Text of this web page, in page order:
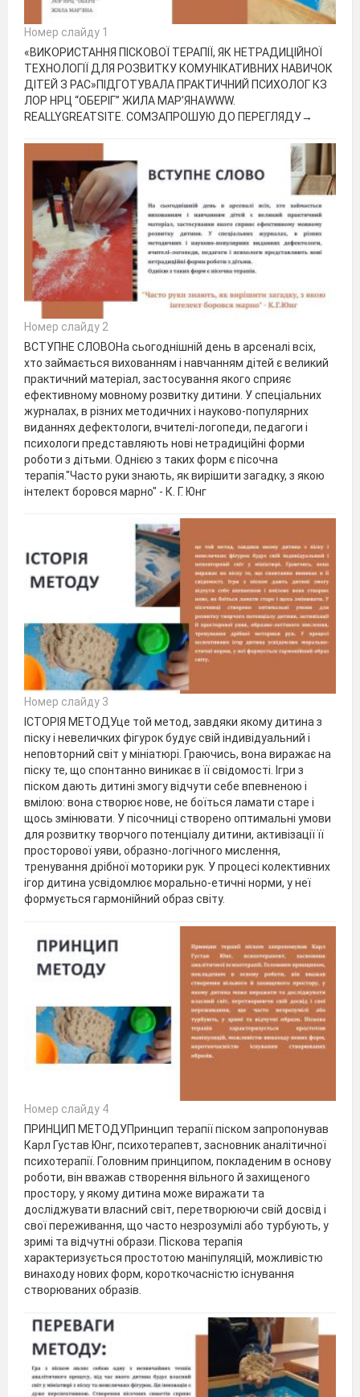
Номер слайду 1
«ВИКОРИСТАННЯ ПІСКОВОЇ ТЕРАПІЇ, ЯК НЕТРАДИЦІЙНОЇ
ТЕХНОЛОГІЇ ДЛЯ РОЗВИТКУ КОМУНІКАТИВНИХ НАВИЧОК
ДІТЕЙ З РАС»ПІДГОТУВАЛА ПРАКТИЧНИЙ ПСИХОЛОГ КЗ
ЛОР НРЦ “ОБЕРІГ” ЖИЛА МАР’ЯНАWWW.
REALLYGREATSITE. COMЗАПРОШУЮ ДО ПЕРЕГЛЯДУ→
Номер слайду 2
ВСТУПНЕ СЛОВОНа сьогоднішній день в арсеналі всіх,
хто займається вихованням і навчанням дітей є великий
практичний матеріал, застосування якого сприяє
ефективному мовному розвитку дитини. У спеціальних
журналах, в різних методичних і науково-популярних
виданнях дефектологи, вчителі-логопеди, педагоги і
психологи представляють нові нетрадиційні форми
роботи з дітьми. Однією з таких форм є пісочна
терапія."Часто руки знають, як вирішити загадку, з якою
інтелект боровся марно" - К. Г. Юнг
Номер слайду 3
ІСТОРІЯ МЕТОДУце той метод, завдяки якому дитина з
піску і невеличких фігурок будує свій індивідуальний і
неповторний світ у мініатюрі. Граючись, вона виражає на
піску те, що спонтанно виникає в її свідомості. Ігри з
піском дають дитині змогу відчути себе впевненою і
вмілою: вона створює нове, не боїться ламати старе і
щось змінювати. У пісочниці створено оптимальні умови
для розвитку творчого потенціалу дитини, активізації її
просторової уяви, образно-логічного мислення,
тренування дрібної моторики рук. У процесі колективних
ігор дитина усвідомлює морально-етичні норми, у неї
формується гармонійний образ світу.
Номер слайду 4
ПРИНЦИП МЕТОДУПринцип терапії піском запропонував
Карл Густав Юнг, психотерапевт, засновник аналітичної
психотерапії. Головним принципом, покладеним в основу
роботи, він вважав створення вільного й захищеного
простору, у якому дитина може виражати та
досліджувати власний світ, перетворюючи свій досвід і
свої переживання, що часто незрозумілі або турбують, у
зримі та відчутні образи. Піскова терапія
характеризується простотою маніпуляцій, можливістю
винаходу нових форм, короткочасністю існування
створюваних образів.